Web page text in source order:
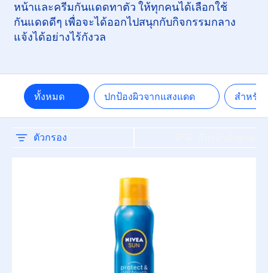
หน้าและครีมกันแดดทาตัว ให้ทุกคนได้เลือกใช้
กันแดดดีๆ เพื่อจะได้ออกไปสนุกกับกิจกรรมกลาง
แจ้งได้อย่างไร้กังวล
ทั้งหมด ปกป้องผิวจากแสงแดด สำหรับ
ตัวกรอง
ผิวหมองคล้ำ
Whitening
ให้ความรู้สึกสดชื่น